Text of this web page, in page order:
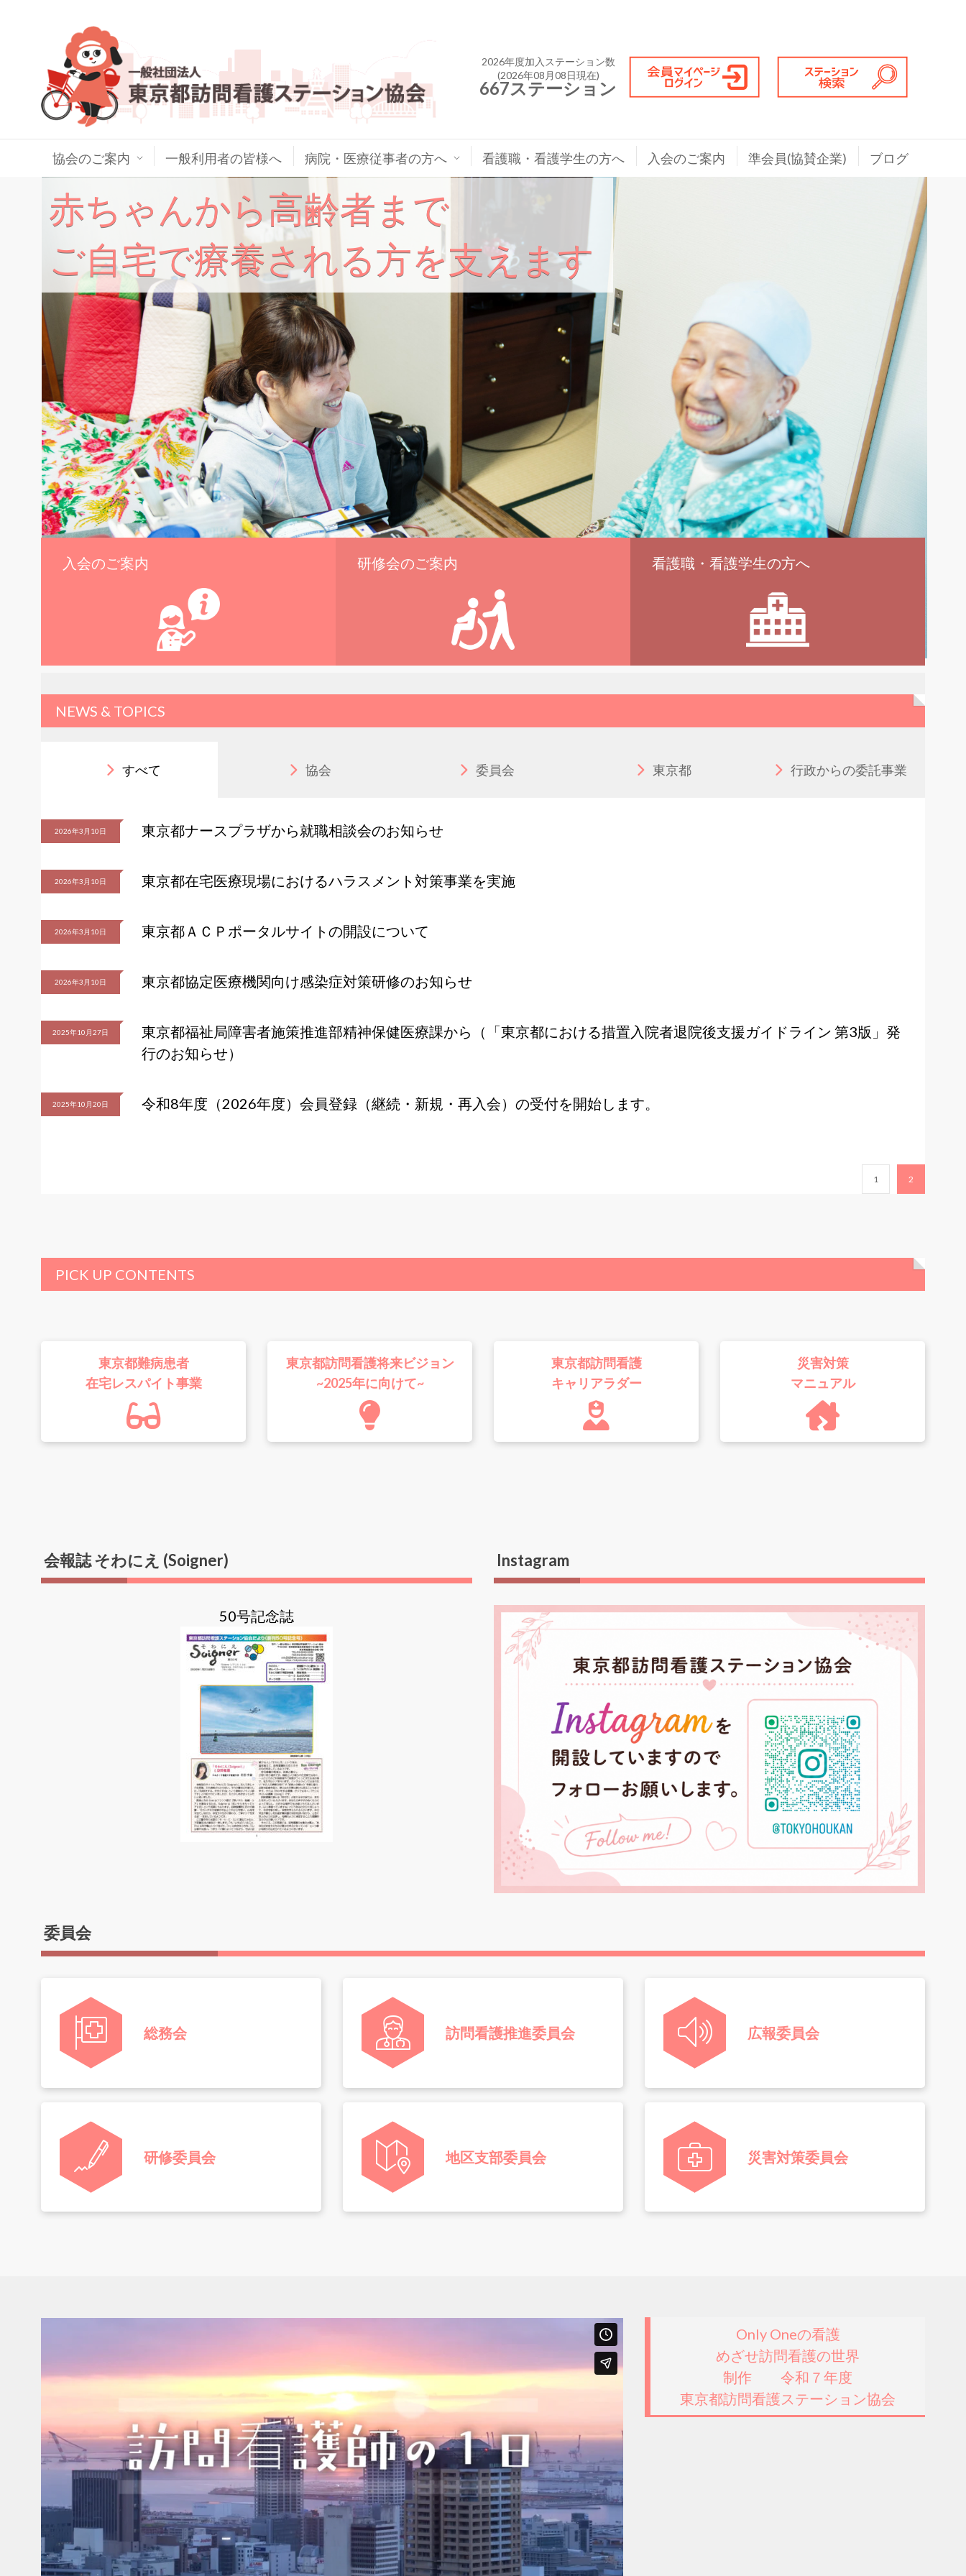
2026年度加入ステーション数
(2026年08月08日現在)
667ステーション
協会のご案内 一般利用者の皆様へ 病院・医療従事者の方へ 看護職・看護学生の方へ 入会のご案内 準会員(協賛企業) ブログ
赤ちゃんから高齢者まで
ご自宅で療養される方を支えます
入会のご案内 研修会のご案内 看護職・看護学生の方へ
NEWS & TOPICS
すべて 協会 委員会 東京都 行政からの委託事業
2026年3月10日 東京都ナースプラザから就職相談会のお知らせ
2026年3月10日 東京都在宅医療現場におけるハラスメント対策事業を実施
2026年3月10日 東京都ＡＣＰポータルサイトの開設について
2026年3月10日 東京都協定医療機関向け感染症対策研修のお知らせ
2025年10月27日
東京都福祉局障害者施策推進部精神保健医療課から（「東京都における措置入院者退院後支援ガイドライン 第3版」発
行のお知らせ）
2025年10月20日 令和8年度（2026年度）会員登録（継続・新規・再入会）の受付を開始します。
1 2
PICK UP CONTENTS
東京都難病患者
在宅レスパイト事業
東京都訪問看護将来ビジョン
~2025年に向けて~
東京都訪問看護
キャリアラダー
災害対策
マニュアル
会報誌 そわにえ (Soigner)
50号記念誌
Instagram
委員会
総務会 訪問看護推進委員会 広報委員会
研修委員会 地区支部委員会 災害対策委員会
Only Oneの看護
めざせ訪問看護の世界
制作 令和７年度
東京都訪問看護ステーション協会